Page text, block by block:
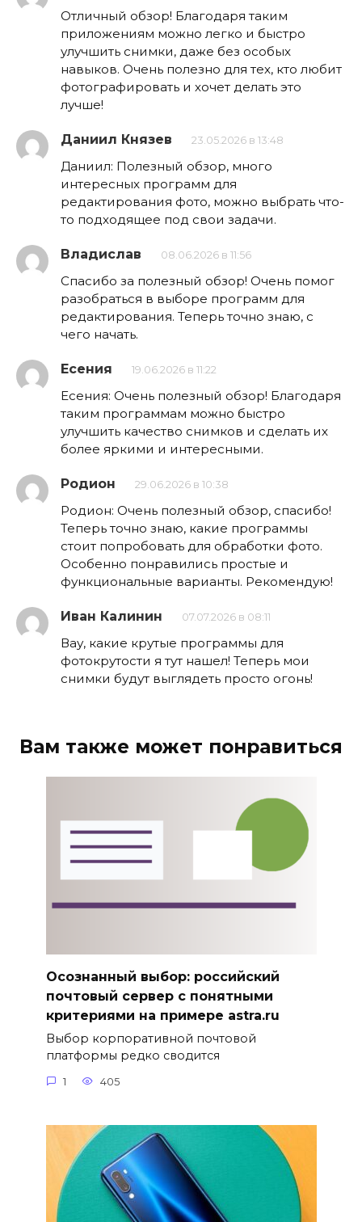
Отличный обзор! Благодаря таким
приложениям можно легко и быстро
улучшить снимки, даже без особых
навыков. Очень полезно для тех, кто любит
фотографировать и хочет делать это
лучше!
Даниил Князев 23.05.2026 в 13:48
Даниил: Полезный обзор, много
интересных программ для
редактирования фото, можно выбрать что-
то подходящее под свои задачи.
Владислав 08.06.2026 в 11:56
Спасибо за полезный обзор! Очень помог
разобраться в выборе программ для
редактирования. Теперь точно знаю, с
чего начать.
Есения 19.06.2026 в 11:22
Есения: Очень полезный обзор! Благодаря
таким программам можно быстро
улучшить качество снимков и сделать их
более яркими и интересными.
Родион 29.06.2026 в 10:38
Родион: Очень полезный обзор, спасибо!
Теперь точно знаю, какие программы
стоит попробовать для обработки фото.
Особенно понравились простые и
функциональные варианты. Рекомендую!
Иван Калинин 07.07.2026 в 08:11
Вау, какие крутые программы для
фотокрутости я тут нашел! Теперь мои
снимки будут выглядеть просто огонь!
Вам также может понравиться
Осознанный выбор: российский
почтовый сервер с понятными
критериями на примере astra.ru
Выбор корпоративной почтовой
платформы редко сводится
1 405